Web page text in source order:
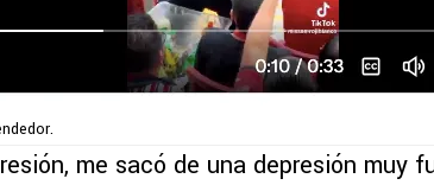
me sacó de una depresión muy